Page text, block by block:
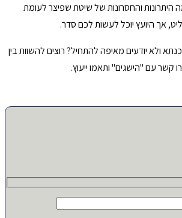
והחסרונות של שיטת שפיצר לעומת
אך היועץ יוכל לעשות לכם סדר.
ולא יודעים מאיפה להתחיל? רוצים להשוות בין
קשר עם "הישגים" ותאמו ייעוץ.